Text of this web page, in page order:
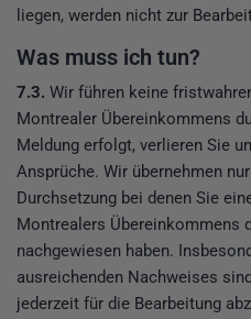
liegen, werden nicht zur
Was muss ich tun?
7.3. Wir führen keine
Montrealer Übereinkommens
Meldung erfolgt, verlieren Sie
Ansprüche. Wir übernehmen
Durchsetzung bei denen Sie
Montrealers Übereinkommens
nachgewiesen haben.
ausreichenden Nachweises
jederzeit für die Bearbeitung